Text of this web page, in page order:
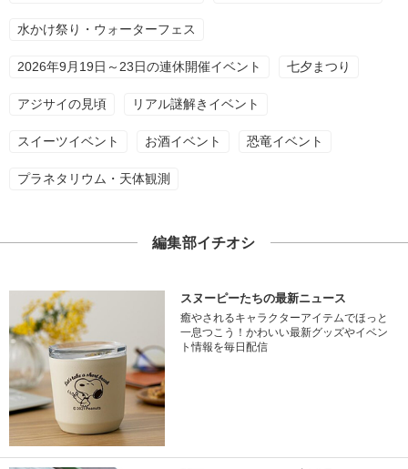
水かけ祭り・ウォーターフェス
2026年9月19日～23日の連休開催イベント 七夕まつり
アジサイの見頃 リアル謎解きイベント
スイーツイベント お酒イベント 恐竜イベント
プラネタリウム・天体観測
編集部イチオシ
スヌーピーたちの最新ニュース
癒やされるキャラクターアイテムでほっと
一息つこう！かわいい最新グッズやイベン
ト情報を毎日配信